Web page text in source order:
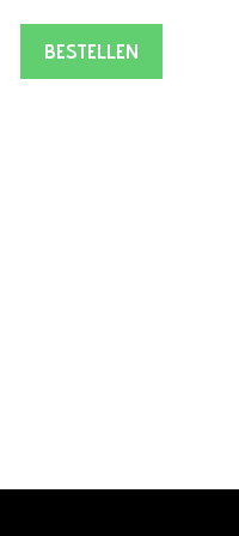
BESTELLEN